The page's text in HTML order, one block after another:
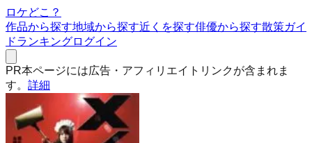
ロケどこ？
作品から探す地域から探す近くを探す俳優から探す散策ガイ
ドランキングログイン
PR本ページには広告・アフィリエイトリンクが含まれま
す。 詳細